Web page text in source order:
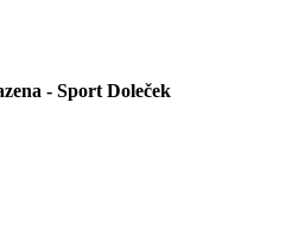
- Sport Doleček